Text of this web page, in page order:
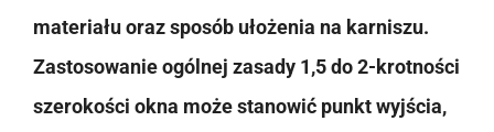
materiału oraz sposób ułożenia na karniszu.
Zastosowanie ogólnej zasady 1,5 do 2-krotności
szerokości okna może stanowić punkt wyjścia,